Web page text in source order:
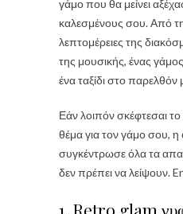
γάμο που θα μείνει
καλεσμένους σου. Από
λεπτομέρειες της
της μουσικής, ένας
ένα ταξίδι στο παρελθόν
Εάν λοιπόν σκέφτεσαι
θέμα για τον γάμο σου,
συγκέντρωσε όλα τα
δεν πρέπει να λείψουν.
1. Retro glam